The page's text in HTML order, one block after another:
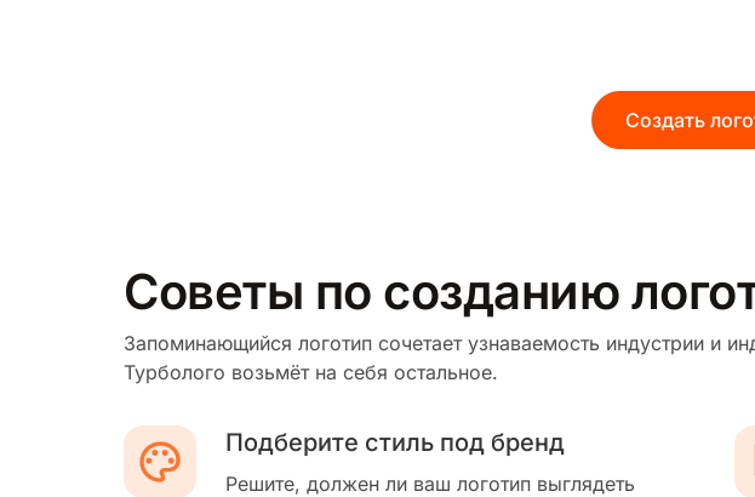
Создать
Советы по созданию
Запоминающийся логотип сочетает узнаваемость индустрии и
Турболого возьмёт на себя остальное.
Подберите стиль под бренд
Решите, должен ли ваш логотип выглядеть